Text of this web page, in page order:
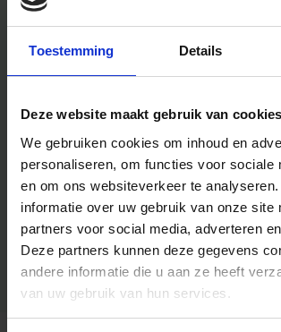
Toestemming Details
Deze website maakt gebruik van cookies
We gebruiken cookies om inhoud en
personaliseren, om functies voor sociale
en om ons websiteverkeer te analyseren.
informatie over uw gebruik van onze site
partners voor social media, adverteren
Deze partners kunnen deze gegevens
andere informatie die u aan ze heeft
van uw gebruik van hun services.